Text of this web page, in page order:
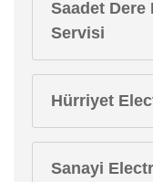
Saadet Dere
Servisi
Hürriyet
Sanayi